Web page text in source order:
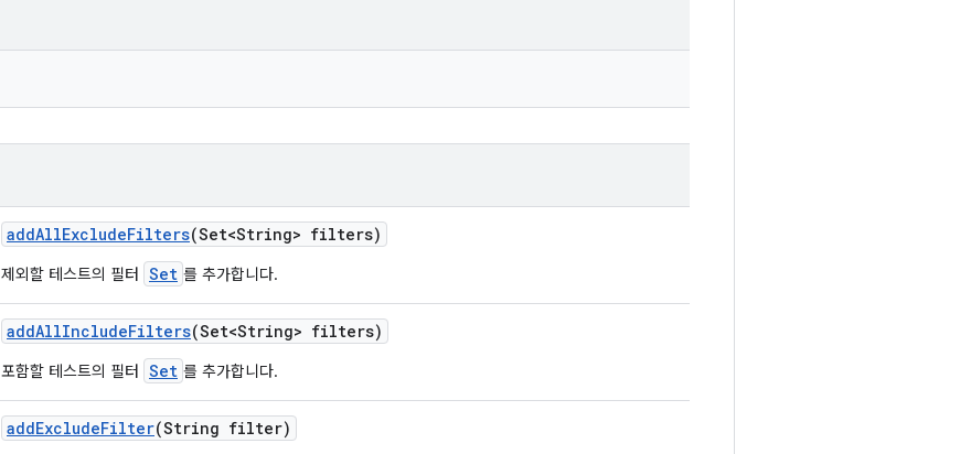
addAllExcludeFilters(Set<String> filters)
제외할 테스트의 필터 Set 를 추가합니다.
addAllIncludeFilters(Set<String> filters)
포함할 테스트의 필터 Set 를 추가합니다.
addExcludeFilter(String filter)